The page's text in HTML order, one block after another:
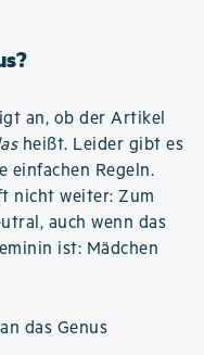
an, ob der Artikel
heißt. Leider gibt es
einfachen Regeln.
nicht weiter: Zum
auch wenn das
ist: Mädchen
das Genus